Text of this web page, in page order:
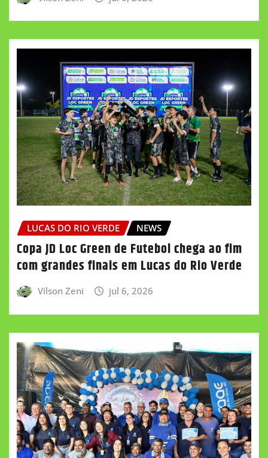
LUCAS DO RIO VERDE NEWS
Copa JD Loc Green de Futebol chega ao fim
com grandes finais em Lucas do Rio Verde
Vilson Zeni jul 6, 2026